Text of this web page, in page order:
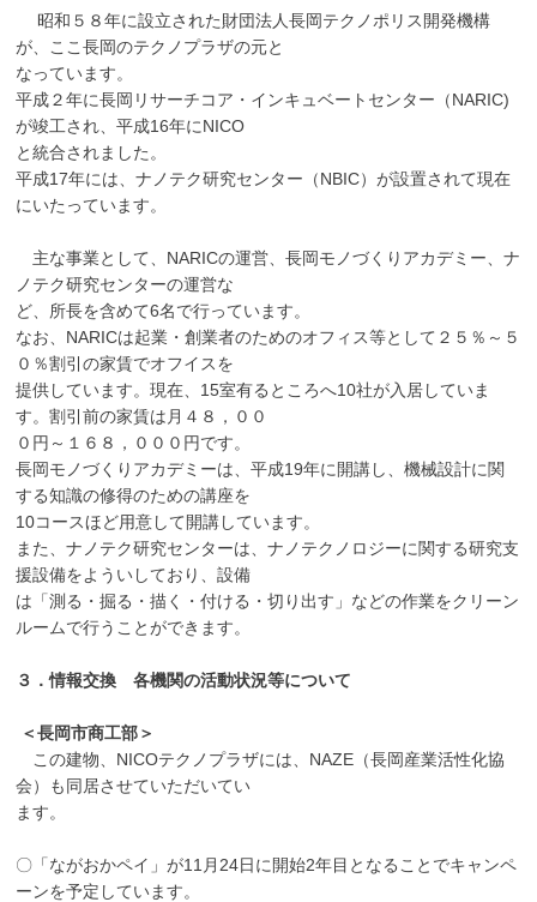
昭和５８年に設立された財団法人長岡テクノポリス開発機構
が、ここ長岡のテクノプラザの元と
なっています。
平成２年に長岡リサーチコア・インキュベートセンター（NARIC)
が竣工され、平成16年にNICO
と統合されました。
平成17年には、ナノテク研究センター（NBIC）が設置されて現在
にいたっています。
主な事業として、NARICの運営、長岡モノづくりアカデミー、ナ
ノテク研究センターの運営な
ど、所長を含めて6名で行っています。
なお、NARICは起業・創業者のためのオフィス等として２５％～５
０％割引の家賃でオフイスを
提供しています。現在、15室有るところへ10社が入居していま
す。割引前の家賃は月４８，００
０円～１６８，０００円です。
長岡モノづくりアカデミーは、平成19年に開講し、機械設計に関
する知識の修得のための講座を
10コースほど用意して開講しています。
また、ナノテク研究センターは、ナノテクノロジーに関する研究支
援設備をよういしており、設備
は「測る・掘る・描く・付ける・切り出す」などの作業をクリーン
ルームで行うことができます。
３．情報交換 各機関の活動状況等について
＜長岡市商工部＞
この建物、NICOテクノプラザには、NAZE（長岡産業活性化協
会）も同居させていただいてい
ます。
〇「ながおかペイ」が11月24日に開始2年目となることでキャンペ
ーンを予定しています。